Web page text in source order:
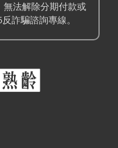
無法解除分期付款或
詐騙諮詢專線。